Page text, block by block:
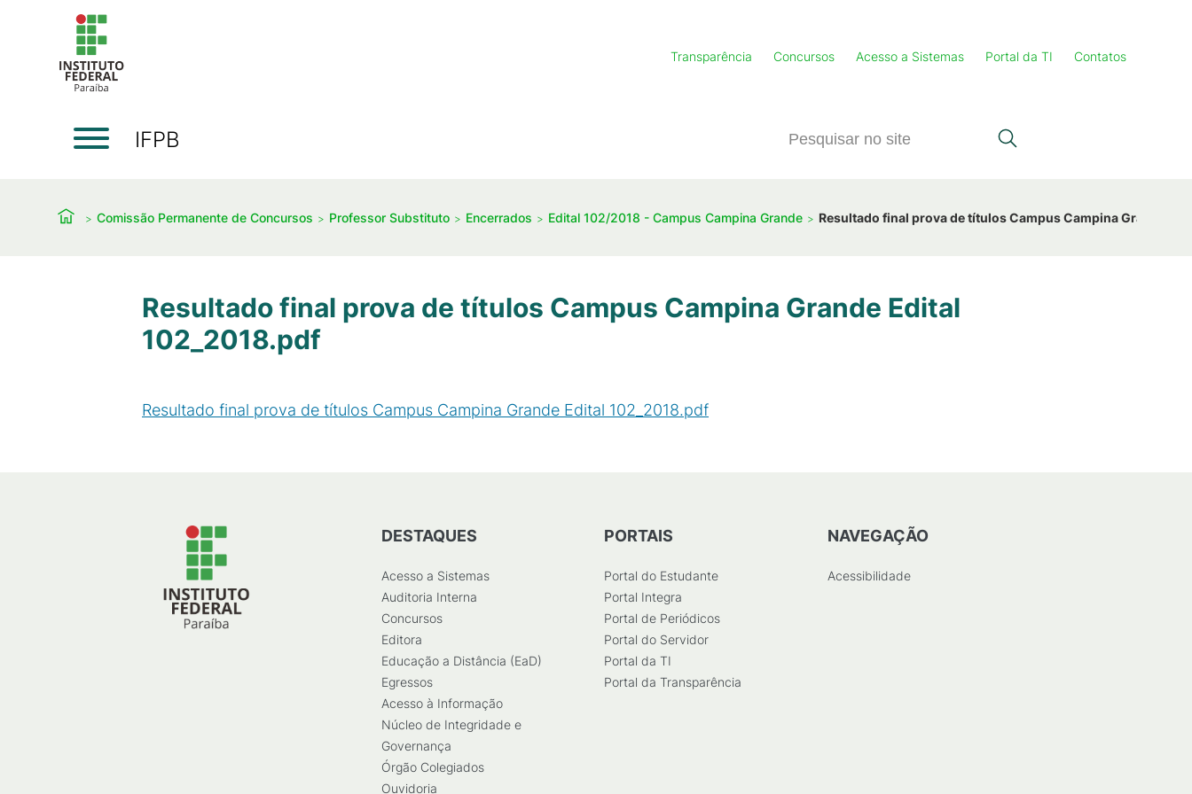
Transparência Concursos Acesso a Sistemas Portal da TI Contatos
IFPB
Comissão Permanente de Concursos Professor Substituto Encerrados Edital 102/2018 - Campus Campina Grande Resultado final prova de títulos Campus Campina Grande
Resultado final prova de títulos Campus Campina Grande Edital
102_2018.pdf
Resultado final prova de títulos Campus Campina Grande Edital 102_2018.pdf
DESTAQUES
Acesso a Sistemas
Auditoria Interna
Concursos
Editora
Educação a Distância (EaD)
Egressos
Acesso à Informação
Núcleo de Integridade e
Governança
Órgão Colegiados
Ouvidoria
PORTAIS
Portal do Estudante
Portal Integra
Portal de Periódicos
Portal do Servidor
Portal da TI
Portal da Transparência
NAVEGAÇÃO
Acessibilidade